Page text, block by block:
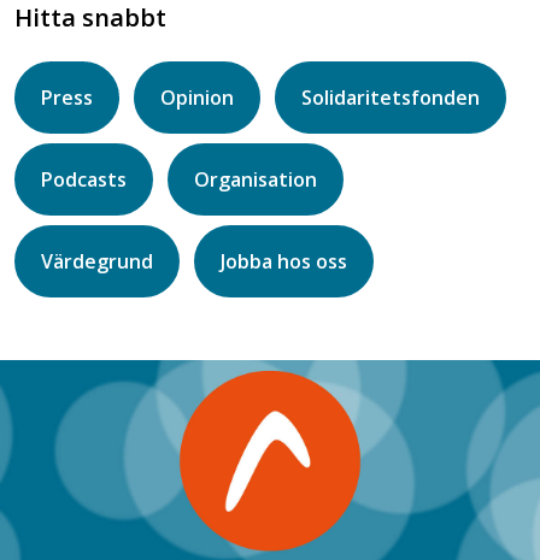
Hitta snabbt
Press Opinion Solidaritetsfonden
Podcasts Organisation
Värdegrund Jobba hos oss